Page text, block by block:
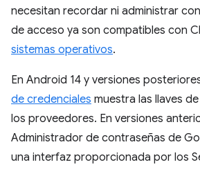
necesitan recordar ni administrar
de acceso ya son compatibles con
sistemas operativos.
En Android 14 y versiones
de credenciales muestra las llaves
los proveedores. En versiones
Administrador de contraseñas de
una interfaz proporcionada por los